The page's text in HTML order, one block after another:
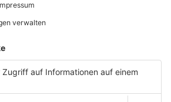
ich einen Gedanken
ändern lässt. Ein Thema, kein
Unternehmen wirklich?
dauert vier Minuten. Danach